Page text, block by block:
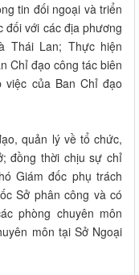
tin đối ngoại và triển
đối với các địa phương
Thái Lan; Thực hiện
Chỉ đạo công tác biên
việc của Ban Chỉ đạo
quản lý về tổ chức,
đồng thời chịu sự chỉ
Giám đốc phụ trách
Sở phân công và có
phòng chuyên môn
môn tại Sở Ngoại